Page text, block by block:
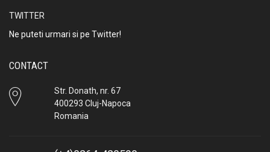
TWITTER
Ne puteti urmari si pe Twitter!
CONTACT
Str. Donath, nr. 67
400293 Cluj-Napoca
Romania